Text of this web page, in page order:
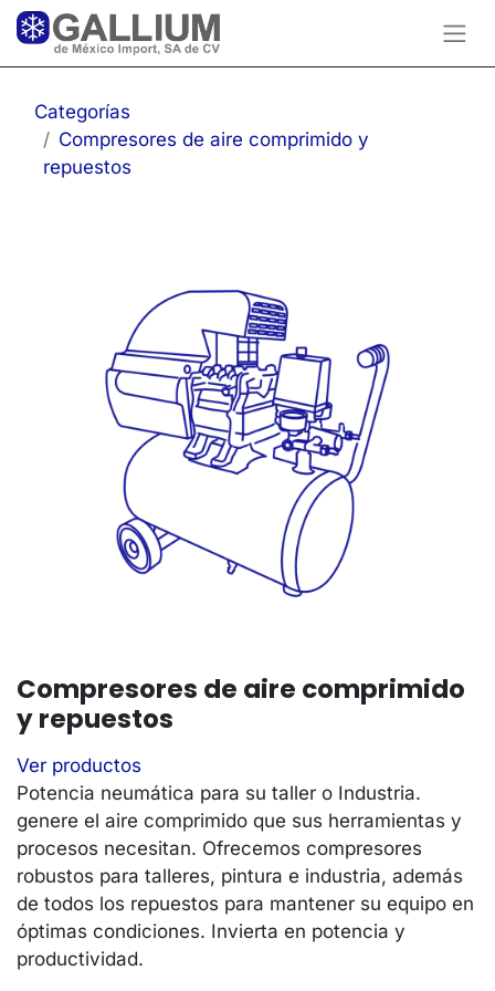
Categorías
Compresores de aire comprimido y
repuestos
Compresores de aire comprimido
y repuestos
Ver productos
Potencia neumática para su taller o Industria.
genere el aire comprimido que sus herramientas y
procesos necesitan. Ofrecemos compresores
robustos para talleres, pintura e industria, además
de todos los repuestos para mantener su equipo en
óptimas condiciones. Invierta en potencia y
productividad.